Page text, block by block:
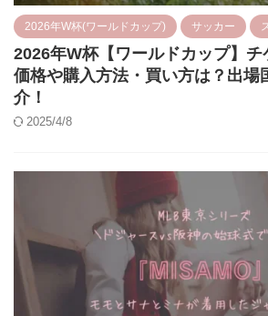
2026年W杯(ワールドカップ) サッカー
2026年W杯【ワールドカップ】
価格や購入方法・買い方は？出場
介！
2025/4/8